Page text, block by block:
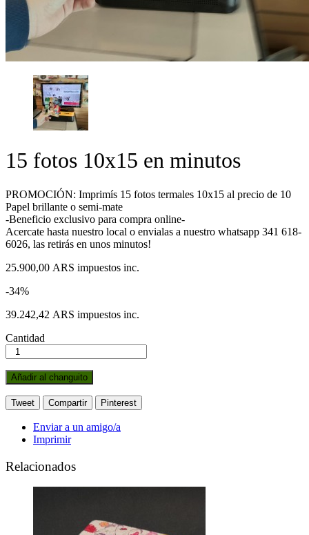
15 fotos 10x15 en minutos
PROMOCIÓN: Imprimís 15 fotos termales 10x15 al precio de 10
Papel brillante o semi-mate
-Beneficio exclusivo para compra online-
Acercate hasta nuestro local o envialas a nuestro whatsapp 341 618-
6026, las retirás en unos minutos!
25.900,00 ARS impuestos inc.
-34%
39.242,42 ARS impuestos inc.
Cantidad
Añadir al changuito
Tweet Compartir Pinterest
Enviar a un amigo/a
Imprimir
Relacionados